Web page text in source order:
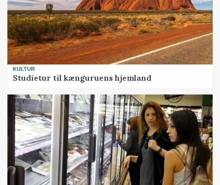
KULTUR
Studietur til kænguruens hjemland